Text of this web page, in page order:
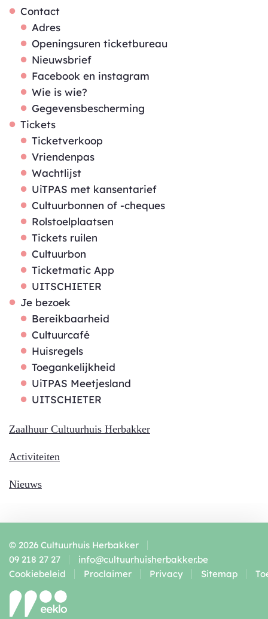
Contact
Adres
Openingsuren ticketbureau
Nieuwsbrief
Facebook en instagram
Wie is wie?
Gegevensbescherming
Tickets
Ticketverkoop
Vriendenpas
Wachtlijst
UiTPAS met kansentarief
Cultuurbonnen of -cheques
Rolstoelplaatsen
Tickets ruilen
Cultuurbon
Ticketmatic App
UITSCHIETER
Je bezoek
Bereikbaarheid
Cultuurcafé
Huisregels
Toegankelijkheid
UiTPAS Meetjesland
UITSCHIETER
Zaalhuur Cultuurhuis Herbakker
Activiteiten
Nieuws
© 2026 Cultuurhuis Herbakker
Adres
Tel.
09 218 27 27
E-
mail
info@cultuurhuisherbakker.be
Cookiebeleid
Proclaimer Privacy Sitemap